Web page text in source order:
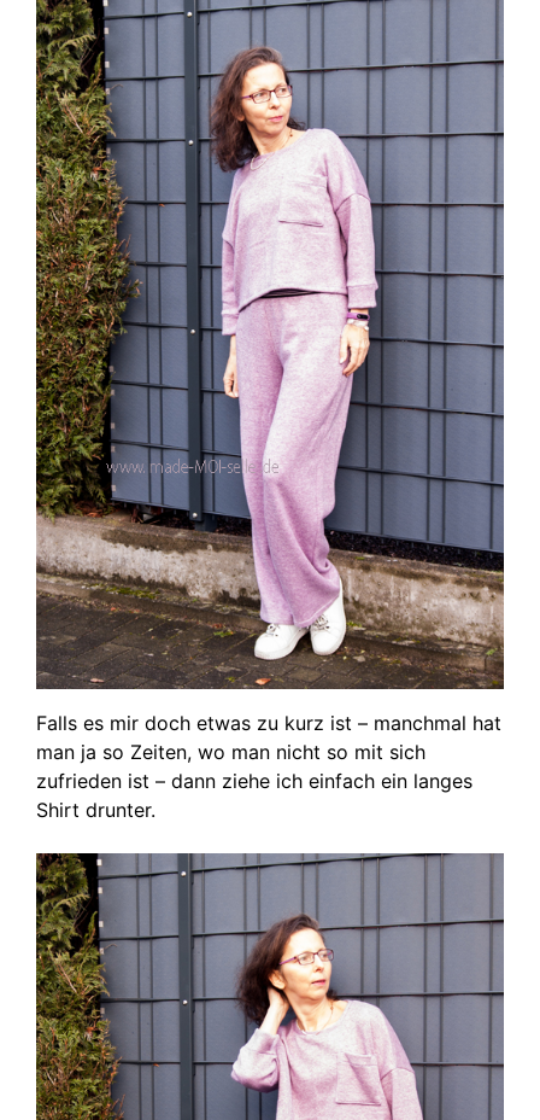
Falls es mir doch etwas zu kurz ist – manchmal hat
man ja so Zeiten, wo man nicht so mit sich
zufrieden ist – dann ziehe ich einfach ein langes
Shirt drunter.